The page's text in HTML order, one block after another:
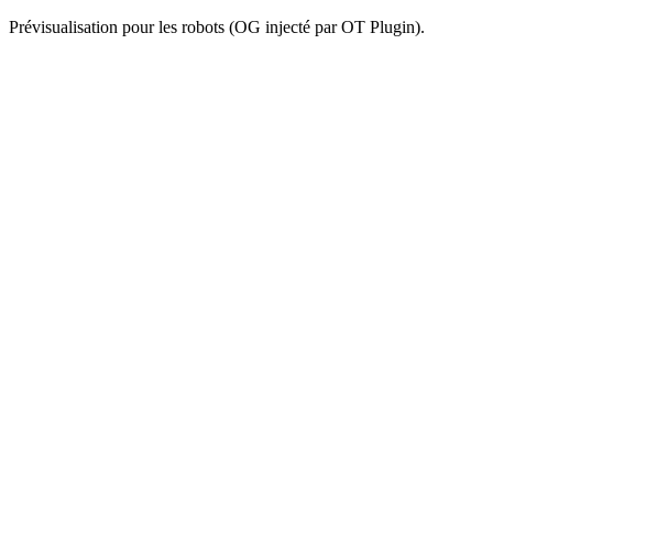
Prévisualisation pour les robots (OG injecté par OT Plugin).